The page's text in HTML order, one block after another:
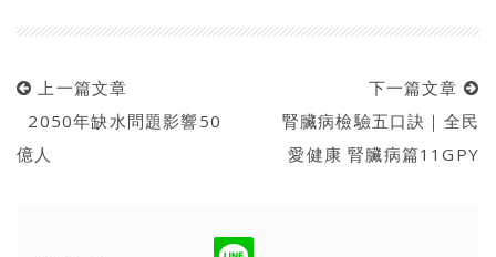
上一篇文章
2050年缺水問題影響50
億人
下一篇文章
腎臟病檢驗五口訣｜全民
愛健康 腎臟病篇11GPY